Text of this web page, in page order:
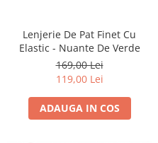
Lenjerie De Pat Finet Cu
Elastic - Nuante De Verde
169,00 Lei
119,00 Lei
ADAUGA IN COS